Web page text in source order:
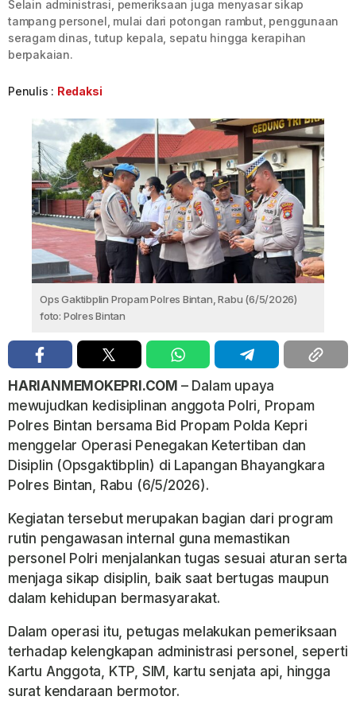
Selain administrasi, pemeriksaan juga menyasar sikap
tampang personel, mulai dari potongan rambut, penggunaan
seragam dinas, tutup kepala, sepatu hingga kerapihan
berpakaian.
Penulis : Redaksi
Ops Gaktibplin Propam Polres Bintan, Rabu (6/5/2026)
foto: Polres Bintan
HARIANMEMOKEPRI.COM – Dalam upaya
mewujudkan kedisiplinan anggota Polri, Propam
Polres Bintan bersama Bid Propam Polda Kepri
menggelar Operasi Penegakan Ketertiban dan
Disiplin (Opsgaktibplin) di Lapangan Bhayangkara
Polres Bintan, Rabu (6/5/2026).
Kegiatan tersebut merupakan bagian dari program
rutin pengawasan internal guna memastikan
personel Polri menjalankan tugas sesuai aturan serta
menjaga sikap disiplin, baik saat bertugas maupun
dalam kehidupan bermasyarakat.
Dalam operasi itu, petugas melakukan pemeriksaan
terhadap kelengkapan administrasi personel, seperti
Kartu Anggota, KTP, SIM, kartu senjata api, hingga
surat kendaraan bermotor.